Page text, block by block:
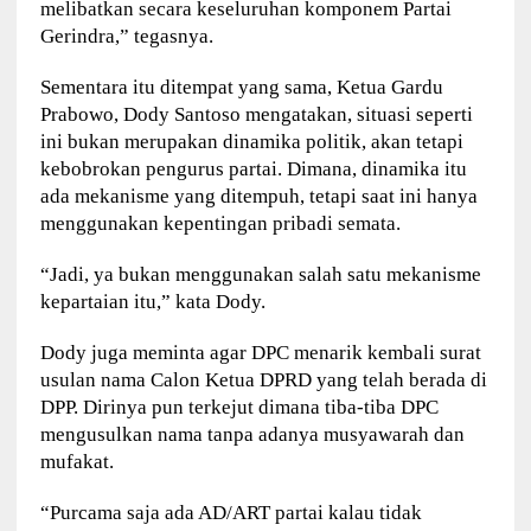
melibatkan secara keseluruhan komponem Partai
Gerindra,” tegasnya.
Sementara itu ditempat yang sama, Ketua Gardu
Prabowo, Dody Santoso mengatakan, situasi seperti
ini bukan merupakan dinamika politik, akan tetapi
kebobrokan pengurus partai. Dimana, dinamika itu
ada mekanisme yang ditempuh, tetapi saat ini hanya
menggunakan kepentingan pribadi semata.
“Jadi, ya bukan menggunakan salah satu mekanisme
kepartaian itu,” kata Dody.
Dody juga meminta agar DPC menarik kembali surat
usulan nama Calon Ketua DPRD yang telah berada di
DPP. Dirinya pun terkejut dimana tiba-tiba DPC
mengusulkan nama tanpa adanya musyawarah dan
mufakat.
“Purcama saja ada AD/ART partai kalau tidak